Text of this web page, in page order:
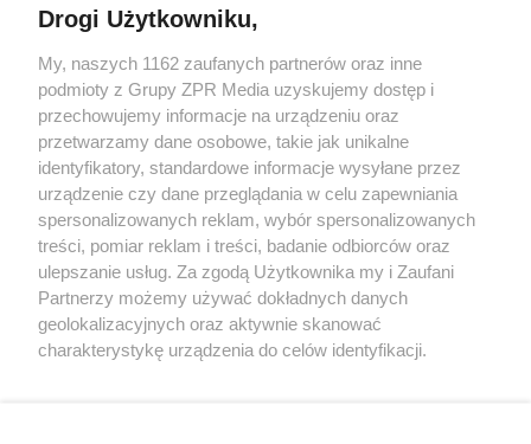
Żaden utwór zamieszczony w serwisie nie może być powielany i
rozpowszechniany lub dalej rozpowszechniany w jakikolwiek
sposób (w tym także elektroniczny lub mechaniczny) na
jakimkolwiek polu eksploatacji w jakiejkolwiek formie, włącznie z
umieszczaniem w Internecie bez pisemnej zgody właściciela praw.
Jakiekolwiek użycie lub wykorzystanie utworów w całości lub w
części z naruszeniem prawa, tzn. bez właściwej zgody, jest
zabronione pod groźbą kary i może być ścigane prawnie.
Drogi Użytkowniku,
My, naszych 1162 zaufanych partnerów oraz inne
podmioty z Grupy ZPR Media uzyskujemy dostęp i
przechowujemy informacje na urządzeniu oraz
przetwarzamy dane osobowe, takie jak unikalne
identyfikatory, standardowe informacje wysyłane przez
urządzenie czy dane przeglądania w celu zapewniania
spersonalizowanych reklam, wybór spersonalizowanych
treści, pomiar reklam i treści, badanie odbiorców oraz
ulepszanie usług. Za zgodą Użytkownika my i Zaufani
Partnerzy możemy używać dokładnych danych
geolokalizacyjnych oraz aktywnie skanować
charakterystykę urządzenia do celów identyfikacji.